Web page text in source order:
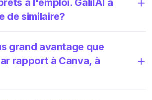
à l'emploi. GalilAI a
de similaire?
grand avantage que
rapport à Canva, à